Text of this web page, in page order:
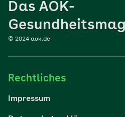
Sport
Reisen
Wohlbefinden
Das AOK-
© 2024 aok.de
Rechtliches
Impressum